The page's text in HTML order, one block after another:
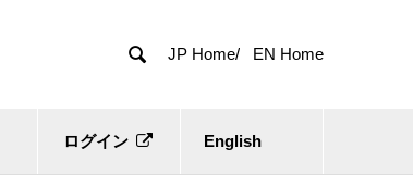
 JP Home/ EN Home
ログイン English